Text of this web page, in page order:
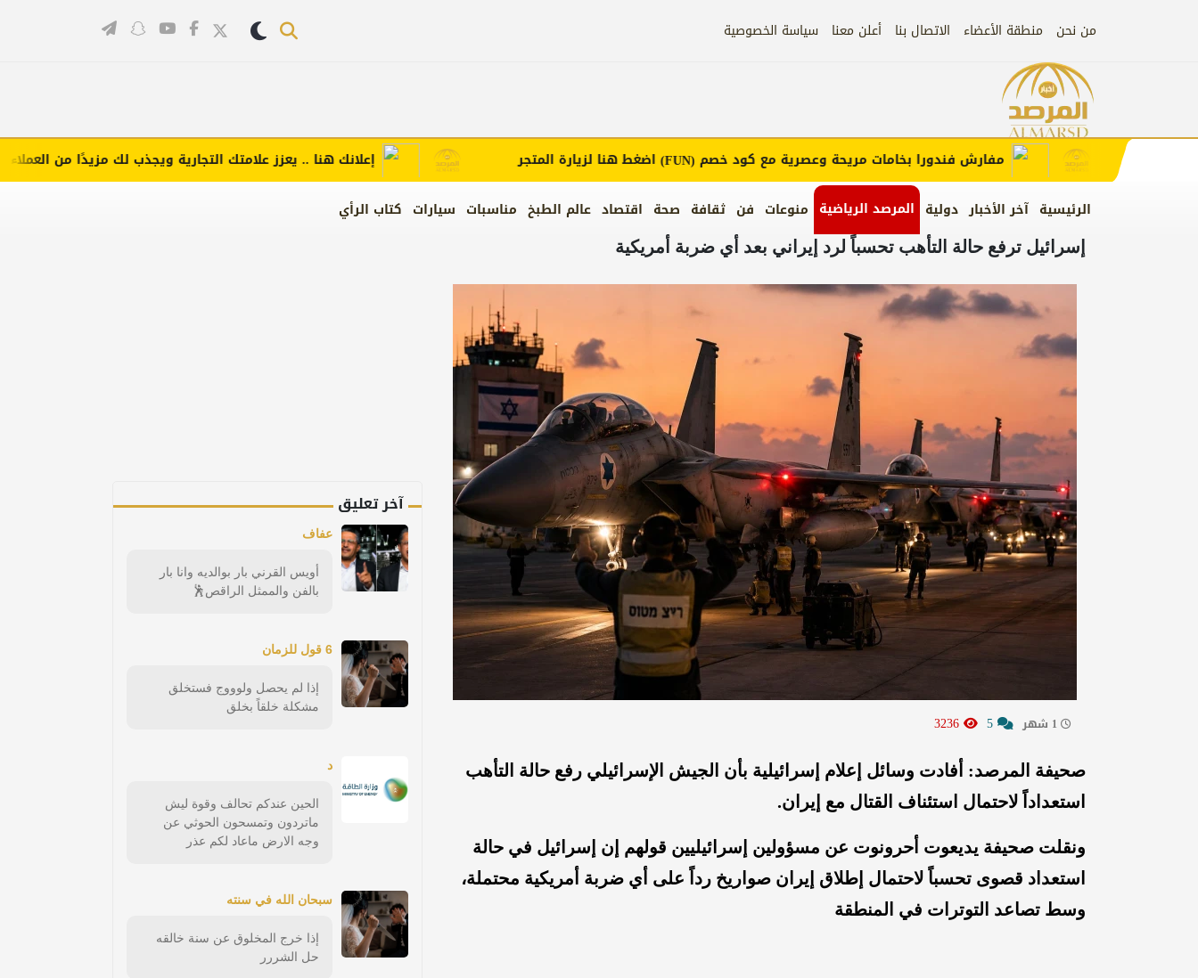
من نحن منطقة الأعضاء الاتصال بنا أعلن معنا سياسة الخصوصية
الرئيسية آخر الأخبار دولية المرصد الرياضية منوعات فن ثقافة صحة اقتصاد عالم الطبخ مناسبات سيارات كتاب الرأي
إعلانك هنا .. يعزز علامتك التجارية ويجذب لك مزيدًا من العملاء مفارش فندورا بخامات مريحة وعصرية مع كود خصم (FUN)اضغط هنا لزيارة المتجر
إسرائيل ترفع حالة التأهب تحسباً لرد إيراني بعد أي ضربة أمريكية
صحيفة المرصد: أفادت وسائل إعلام إسرائيلية بأن الجيش الإسرائيلي رفع حالة التأهب
استعداداً لاحتمال استئناف القتال مع إيران.
ونقلت صحيفة يديعوت أحرونوت عن مسؤولين إسرائيليين قولهم إن إسرائيل في حالة
استعداد قصوى تحسباً لاحتمال إطلاق إيران صواريخ رداً على أي ضربة أمريكية محتملة،
وسط تصاعد التوترات في المنطقة
آخر تعليق
عفاف
أويس القرني بار بوالديه وانا بار
بالفن والممثل الراقص🕺
6 قول للزمان
إذا لم يحصل ولوووج فستخلق
مشكلة خلقاً بخلق
د
الحين عندكم تحالف وقوة ليش
ماتردون وتمسحون الحوثي عن
وجه الارض ماعاد لكم عذر
سبحان الله في سنته
إذا خرج المخلوق عن سنة خالقه
حل الشررر